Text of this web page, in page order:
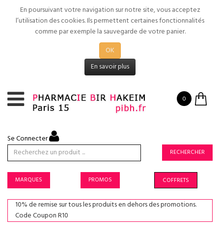
En poursuivant votre navigation sur notre site, vous acceptez
l’utilisation des cookies. Ils permettent certaines fonctionnalités
comme par exemple la sauvegarde de votre panier.
OK
En savoir plus
0
Se Connecter
RECHERCHER
MARQUES PROMOS COFFRETS
10% de remise sur tous les produits en dehors des promotions.
Code Coupon R10